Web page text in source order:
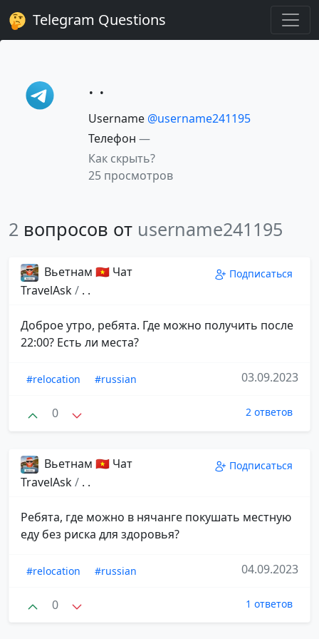
Telegram Questions
. .
Username @username241195
Телефон —
Как скрыть?
25 просмотров
2 вопросов от username241195
Вьетнам 🇻🇳 Чат
TravelAsk/ . .
Подписаться
Доброе утро, ребята. Где можно получить после
22:00? Есть ли места?
#relocation #russian 03.09.2023
0 2 ответов
Вьетнам 🇻🇳 Чат
TravelAsk/ . .
Подписаться
Ребята, где можно в нячанге покушать местную
еду без риска для здоровья?
#relocation #russian 04.09.2023
0 1 ответов